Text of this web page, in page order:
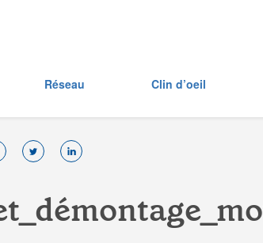
Réseau Clin d’oeil
t démontage mo